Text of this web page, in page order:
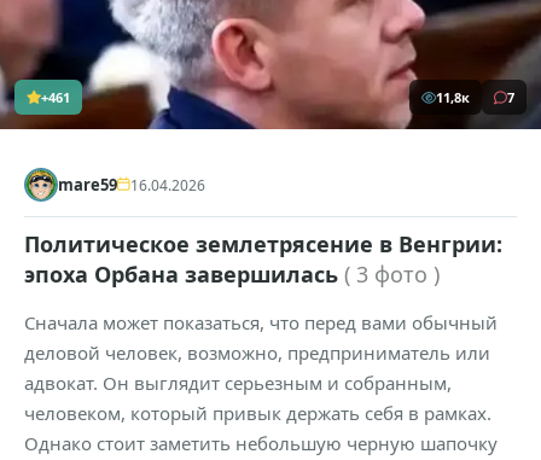
+461 11,8к 7
mare59 16.04.2026
Политическое землетрясение в Венгрии:
эпоха Орбана завершилась ( 3 фото )
Сначала может показаться, что перед вами обычный
деловой человек, возможно, предприниматель или
адвокат. Он выглядит серьезным и собранным,
человеком, который привык держать себя в рамках.
Однако стоит заметить небольшую черную шапочку